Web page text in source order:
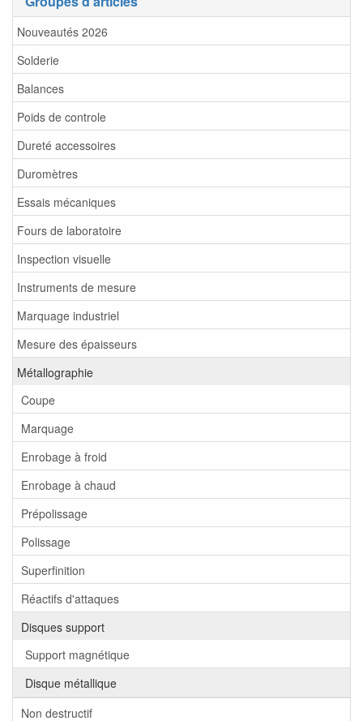
Nouveautés 2026
Solderie
Balances
Poids de controle
Dureté accessoires
Duromètres
Essais mécaniques
Fours de laboratoire
Inspection visuelle
Instruments de mesure
Marquage industriel
Mesure des épaisseurs
Métallographie
Coupe
Marquage
Enrobage à froid
Enrobage à chaud
Prépolissage
Polissage
Superfinition
Réactifs d'attaques
Disques support
Support magnétique
Disque métallique
Non destructif